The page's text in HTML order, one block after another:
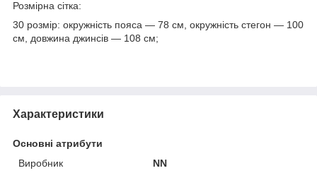
Розмірна сітка:
30 розмір: окружність пояса — 78 см, окружність стегон — 100
см, довжина джинсів — 108 см;
Характеристики
Основні атрибути
Виробник
NN